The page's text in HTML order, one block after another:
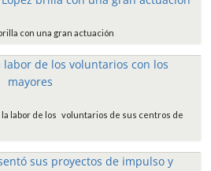
con una gran actuación
labor de los voluntarios de sus centros de